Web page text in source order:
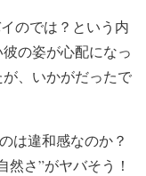
のでは？という内
の姿が心配になっ
、いかがだったで
は違和感なのか？
然さ”がヤバそう！